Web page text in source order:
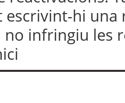
hi una
infringiu les